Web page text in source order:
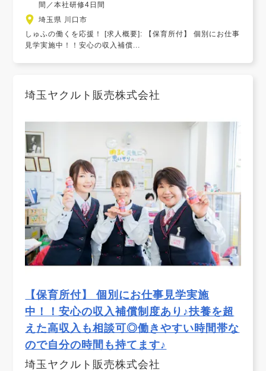
間／本社研修4日間
埼玉県 川口市
しゅふの働くを応援！ [求人概要]: 【保育所付】 個別にお仕事
見学実施中！！安心の収入補償...
埼玉ヤクルト販売株式会社
【保育所付】 個別にお仕事見学実施
中！！安心の収入補償制度あり♪扶養を超
えた高収入も相談可◎働きやすい時間帯な
ので自分の時間も持てます♪
埼玉ヤクルト販売株式会社